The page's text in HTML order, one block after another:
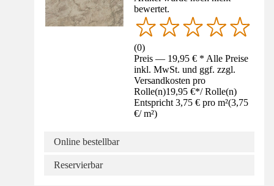
bewertet.
(0)
Preis — 19,95 € * Alle Preise
inkl. MwSt. und ggf. zzgl.
Versandkosten pro
Rolle(n)19,95 €*/ Rolle(n)
Entspricht 3,75 € pro m²(3,75
€/ m²)
Online bestellbar
Reservierbar